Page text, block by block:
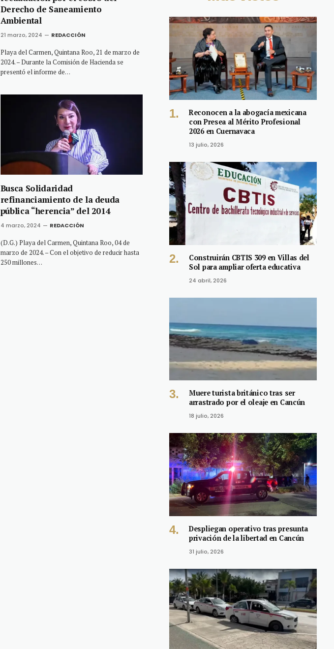
Derecho de Saneamiento
Ambiental
21 marzo, 2024 REDACCIÓN
Playa del Carmen, Quintana Roo, 21 de marzo de
2024. – Durante la Comisión de Hacienda se
presentó el informe de…
Busca Solidaridad
refinanciamiento de la deuda
pública “herencia” del 2014
4 marzo, 2024 REDACCIÓN
(D.G.) Playa del Carmen, Quintana Roo, 04 de
marzo de 2024. – Con el objetivo de reducir hasta
250 millones…
Reconocen a la abogacía mexicana
con Presea al Mérito Profesional
2026 en Cuernavaca
13 julio, 2026
Construirán CBTIS 309 en Villas del
Sol para ampliar oferta educativa
24 abril, 2026
Muere turista británico tras ser
arrastrado por el oleaje en Cancún
18 julio, 2026
Despliegan operativo tras presunta
privación de la libertad en Cancún
31 julio, 2026